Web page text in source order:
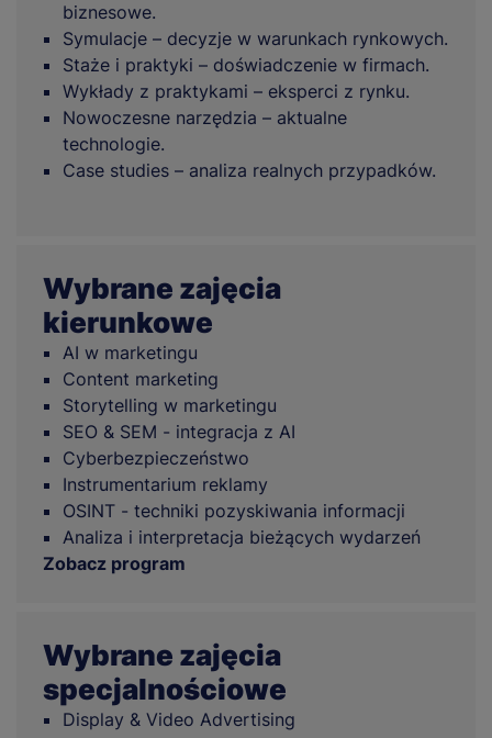
biznesowe.
Symulacje – decyzje w warunkach rynkowych.
Staże i praktyki – doświadczenie w firmach.
Wykłady z praktykami – eksperci z rynku.
Nowoczesne narzędzia – aktualne
technologie.
Case studies – analiza realnych przypadków.
Wybrane zajęcia
kierunkowe
AI w marketingu
Content marketing
Storytelling w marketingu
SEO & SEM - integracja z AI
Cyberbezpieczeństwo
Instrumentarium reklamy
OSINT - techniki pozyskiwania informacji
Analiza i interpretacja bieżących wydarzeń
Zobacz program
Wybrane zajęcia
specjalnościowe
Display & Video Advertising